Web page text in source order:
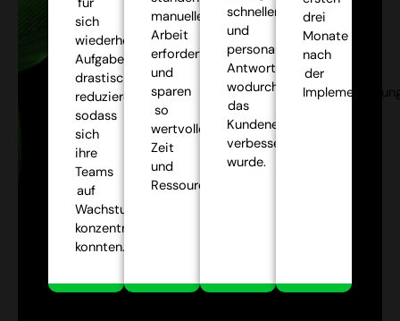
sich
wiederholende
Aufgaben
drastisch
reduzieren,
sodass
sich
ihre
Teams
auf
Wachstumsstrategien
konzentrieren
konnten.
manuelle
Arbeit
erforderten,
und
sparen
so
wertvolle
Zeit
und
Ressourcen.
schnellere
und
personalisiertere
Antworten,
wodurch
das
Kundenerlebnis
verbessert
wurde.
drei
Monate
nach
der